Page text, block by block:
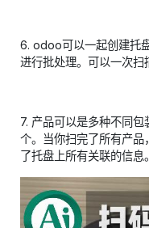
6. odoo可以一起创建托
进行批处理。可以一次扫
7. 产品可以是多种不同
个。当你扫完了所有产
了托盘上所有关联的信息。